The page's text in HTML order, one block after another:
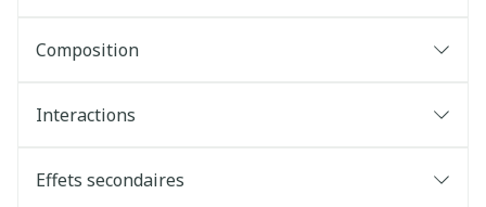
Composition
Interactions
Effets secondaires